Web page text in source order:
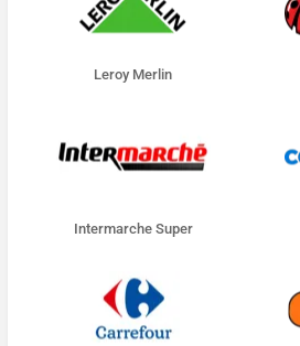
Leroy Merlin
Intermarche Super